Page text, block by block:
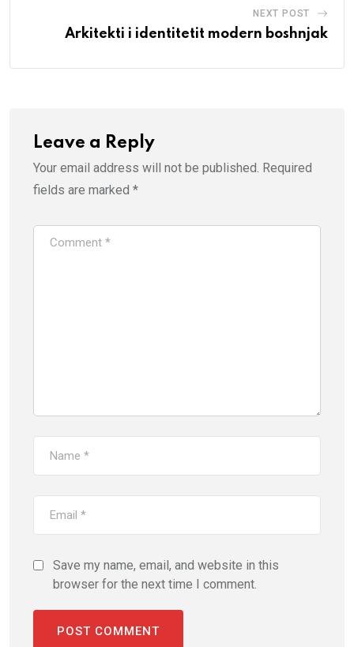
NEXT POST
Arkitekti i identitetit modern boshnjak
Leave a Reply
Your email address will not be published. Required
fields are marked *
Save my name, email, and website in this
browser for the next time I comment.